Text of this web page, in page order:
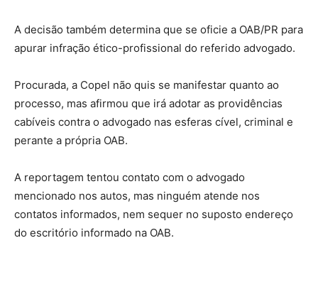
A decisão também determina que se oficie a OAB/PR para
apurar infração ético-profissional do referido advogado.
Procurada, a Copel não quis se manifestar quanto ao
processo, mas afirmou que irá adotar as providências
cabíveis contra o advogado nas esferas cível, criminal e
perante a própria OAB.
A reportagem tentou contato com o advogado
mencionado nos autos, mas ninguém atende nos
contatos informados, nem sequer no suposto endereço
do escritório informado na OAB.